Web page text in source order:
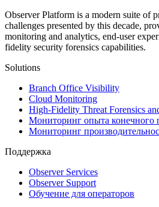
Observer Platform is a modern suite of
challenges presented by this decade,
monitoring and analytics, end-user
fidelity security forensics capabilities.
Solutions
Branch Office Visibility
Cloud Monitoring
High-Fidelity Threat Forensics
Мониторинг опыта конечного
Мониторинг
Поддержка
Observer Services
Observer Support
Обучение для операторов